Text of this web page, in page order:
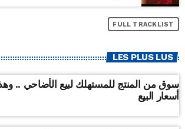
FULL TRACKLIST
LES PLUS LUS
سوق من المنتج للمستهلك لبيع الأضاحي ..
أسعار البيع